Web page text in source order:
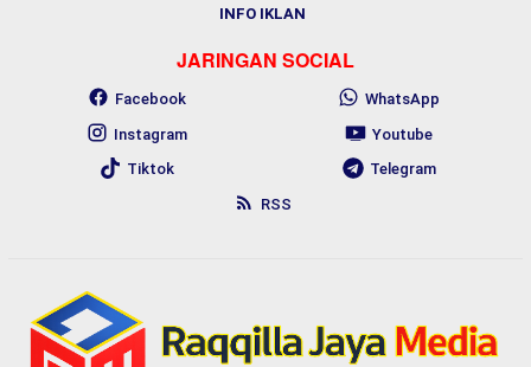
INFO IKLAN
JARINGAN SOCIAL
Facebook
WhatsApp
Instagram
Youtube
Tiktok
Telegram
RSS